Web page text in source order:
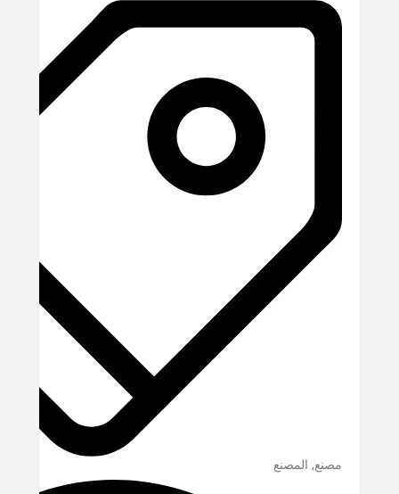
مصنع, المصنع